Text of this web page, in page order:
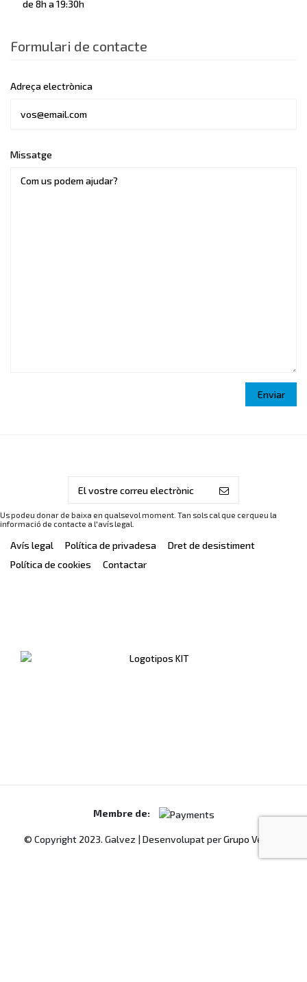
de 8h a 19:30h
Formulari de contacte
Adreça electrònica
Missatge
Us podeu donar de baixa en qualsevol moment. Tan sols cal que cerqueu la
informació de contacte a l'avís legal.
Avís legal Política de privadesa
Dret de desistiment
Política de cookies
Contactar
© Copyright 2023. Galvez | Desenvolupat perGrupo Ventus